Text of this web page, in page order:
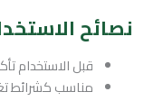
نصائح
قبل الاستخدام
مناسب كشرائط